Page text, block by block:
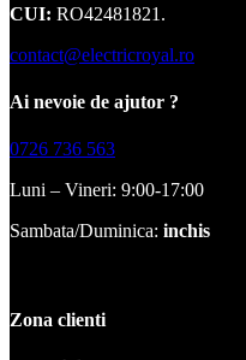
CUI: RO42481821.
contact@electricroyal.ro
Ai nevoie de ajutor ?
0726 736 563
Luni – Vineri: 9:00-17:00
Sambata/Duminica: inchis
Zona clienti